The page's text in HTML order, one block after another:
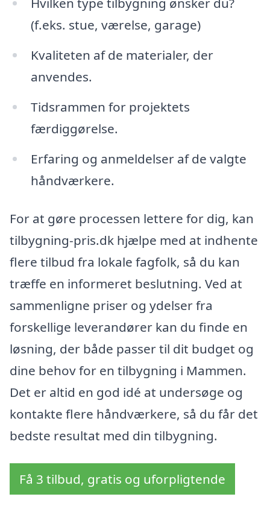
(f.eks. stue, værelse, garage)
Kvaliteten af de materialer, der
anvendes.
Tidsrammen for projektets
færdiggørelse.
Erfaring og anmeldelser af de valgte
håndværkere.
For at gøre processen lettere for dig, kan
tilbygning-pris.dk hjælpe med at indhente
flere tilbud fra lokale fagfolk, så du kan
træffe en informeret beslutning. Ved at
sammenligne priser og ydelser fra
forskellige leverandører kan du finde en
løsning, der både passer til dit budget og
dine behov for en tilbygning i Mammen.
Det er altid en god idé at undersøge og
kontakte flere håndværkere, så du får det
bedste resultat med din tilbygning.
Få 3 tilbud, gratis og uforpligtende